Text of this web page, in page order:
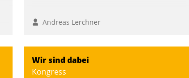
Andreas Lerchner
Wir sind dabei
Kongress